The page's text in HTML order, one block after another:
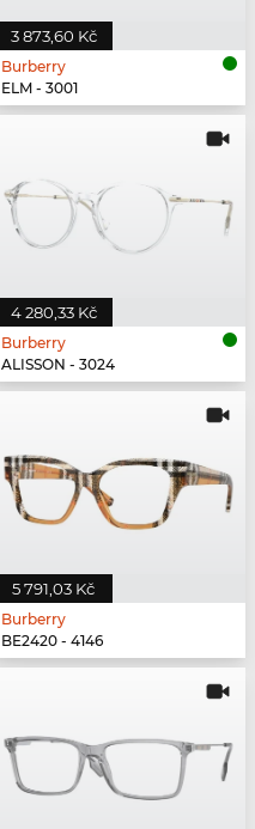
3 873,60 Kč
Burberry
ELM - 3001
4 280,33 Kč
Burberry
ALISSON - 3024
5 791,03 Kč
Burberry
BE2420 - 4146